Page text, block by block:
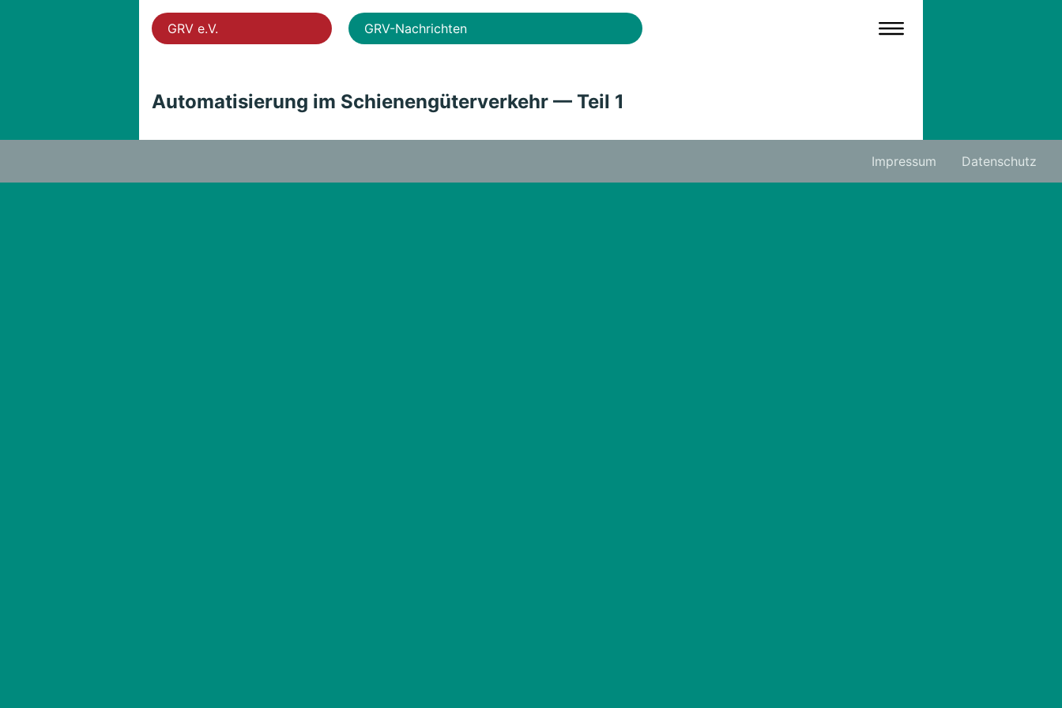
GRV e.V. GRV-Nachrichten
Automatisierung im Schienengüterverkehr — Teil 1
Impressum Datenschutz